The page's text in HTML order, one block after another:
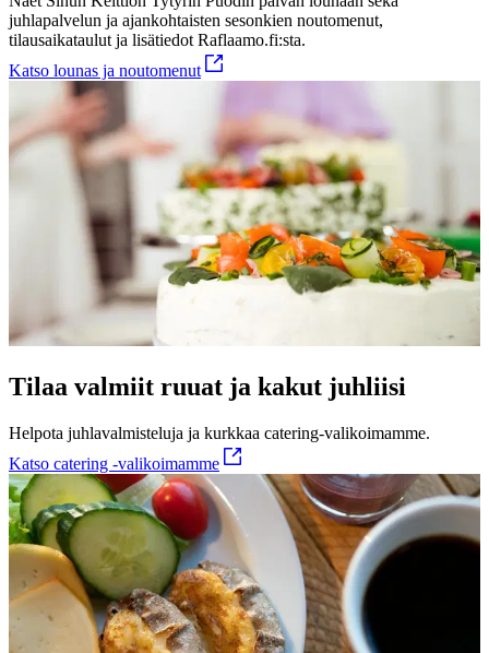
juhlapalvelun ja ajankohtaisten sesonkien noutomenut,
tilausaikataulut ja lisätiedot Raflaamo.fi:sta.
Katso lounas ja noutomenut
Tilaa valmiit ruuat ja kakut juhliisi
Helpota juhlavalmisteluja ja kurkkaa catering-valikoimamme.
Katso catering -valikoimamme